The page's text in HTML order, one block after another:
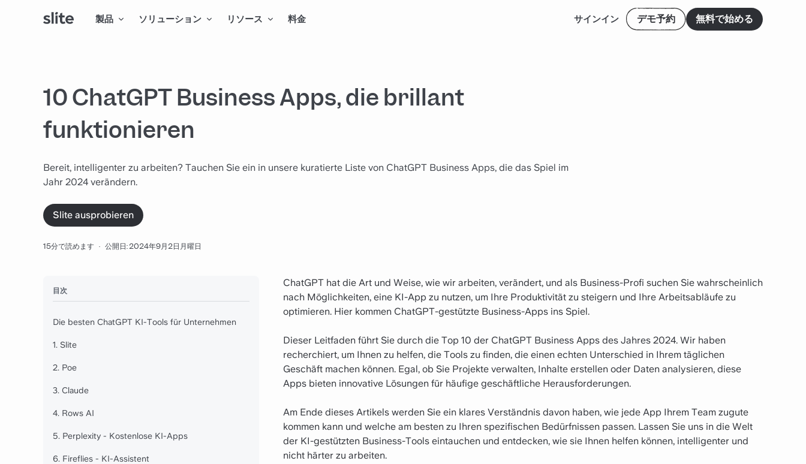
製品 ソリューション リソース 料金 サインイン デモ予約 無料で始める
10 ChatGPT Business Apps, die brillant
funktionieren
Bereit, intelligenter zu arbeiten? Tauchen Sie ein in unsere kuratierte Liste von ChatGPT Business Apps, die das Spiel im
Jahr 2024 verändern.
Slite ausprobieren
15分で読めます · 公開日: 2024年9月2日月曜日
目次
Die besten ChatGPT KI-Tools für Unternehmen
1. Slite
2. Poe
3. Claude
4. Rows AI
5. Perplexity - Kostenlose KI-Apps
6. Fireflies - KI-Assistent
ChatGPT hat die Art und Weise, wie wir arbeiten, verändert, und als Business-Profi suchen Sie wahrscheinlich
nach Möglichkeiten, eine KI-App zu nutzen, um Ihre Produktivität zu steigern und Ihre Arbeitsabläufe zu
optimieren. Hier kommen ChatGPT-gestützte Business-Apps ins Spiel.
Dieser Leitfaden führt Sie durch die Top 10 der ChatGPT Business Apps des Jahres 2024. Wir haben
recherchiert, um Ihnen zu helfen, die Tools zu finden, die einen echten Unterschied in Ihrem täglichen
Geschäft machen können. Egal, ob Sie Projekte verwalten, Inhalte erstellen oder Daten analysieren, diese
Apps bieten innovative Lösungen für häufige geschäftliche Herausforderungen.
Am Ende dieses Artikels werden Sie ein klares Verständnis davon haben, wie jede App Ihrem Team zugute
kommen kann und welche am besten zu Ihren spezifischen Bedürfnissen passen. Lassen Sie uns in die Welt
der KI-gestützten Business-Tools eintauchen und entdecken, wie sie Ihnen helfen können, intelligenter und
nicht härter zu arbeiten.